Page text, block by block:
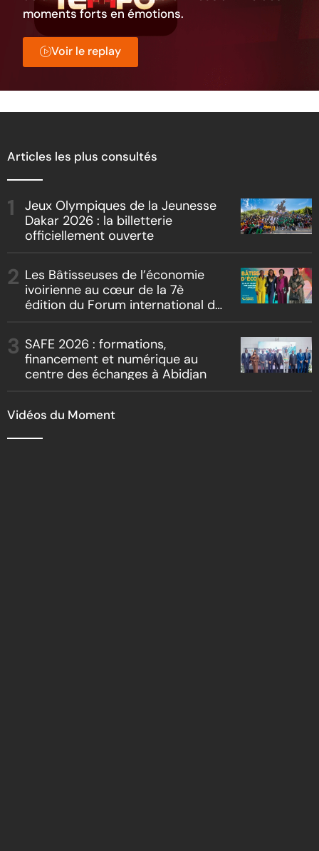
moments forts en émotions.
Voir le replay
Articles les plus consultés
Jeux Olympiques de la Jeunesse
Dakar 2026 : la billetterie
officiellement ouverte
Les Bâtisseuses de l’économie
ivoirienne au cœur de la 7è
édition du Forum international du
SAFE 2026 : formations,
financement et numérique au
centre des échanges à Abidjan
Vidéos du Moment